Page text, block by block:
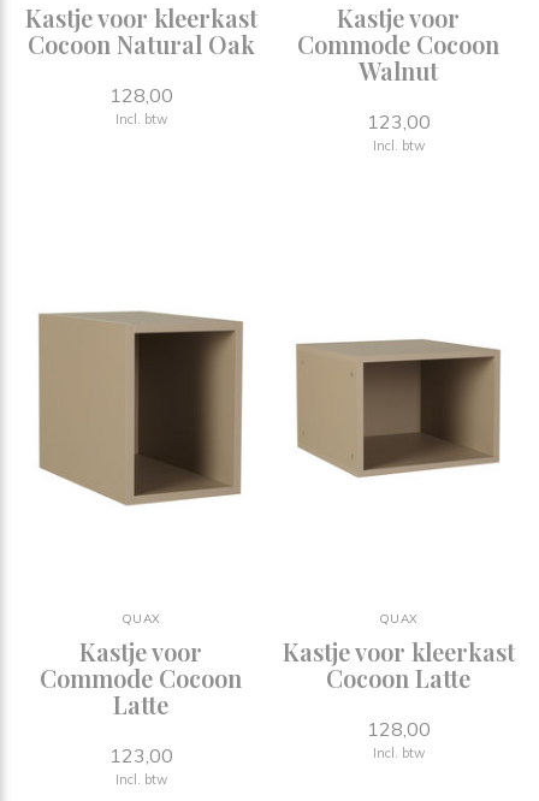
Kastje voor kleerkast
Cocoon Natural Oak
128,00
Incl. btw
Kastje voor
Commode Cocoon
Walnut
123,00
Incl. btw
QUAX
Kastje voor
Commode Cocoon
Latte
123,00
Incl. btw
QUAX
Kastje voor kleerkast
Cocoon Latte
128,00
Incl. btw